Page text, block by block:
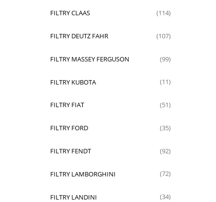
FILTRY CLAAS (114)
FILTRY DEUTZ FAHR (107)
FILTRY MASSEY FERGUSON (99)
FILTRY KUBOTA (11)
FILTRY FIAT (51)
FILTRY FORD (35)
FILTRY FENDT (92)
FILTRY LAMBORGHINI (72)
FILTRY LANDINI (34)